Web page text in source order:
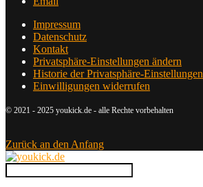
Impressum
Datenschutz
Kontakt
Privatsphäre-Einstellungen ändern
Historie der Privatsphäre-Einstellungen
Einwilligungen widerrufen
© 2021 - 2025 youkick.de - alle Rechte vorbehalten
Zurück an den Anfang